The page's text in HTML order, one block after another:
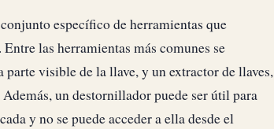
específico de herramientas que
las herramientas más comunes se
visible de la llave, y un extractor de llaves,
un destornillador puede ser útil para
y no se puede acceder a ella desde el